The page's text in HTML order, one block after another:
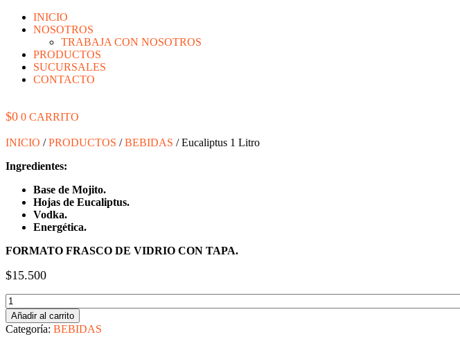
INICIO
NOSOTROS
TRABAJA CON NOSOTROS
PRODUCTOS
SUCURSALES
CONTACTO
$0 0 CARRITO
INICIO /PRODUCTOS /BEBIDAS / Eucaliptus 1 Litro
Ingredientes:
Base de Mojito.
Hojas de Eucaliptus.
Vodka.
Energética.
FORMATO FRASCO DE VIDRIO CON TAPA.
$15.500
Eucaliptus
1
Litro
cantidad
Añadir al carrito
Categoría: BEBIDAS